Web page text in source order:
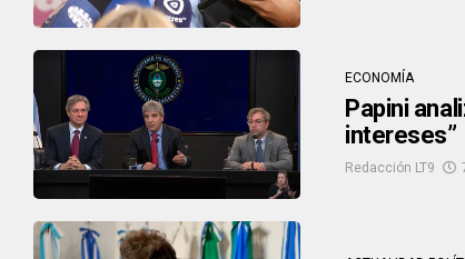
ECONOMÍA
Papini
intereses”
Redacción LT9